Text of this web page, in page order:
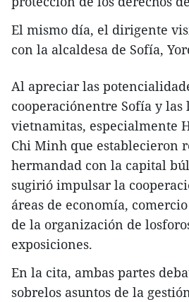
El mismo día, el dirigente
con la alcaldesa de Sofía,
Al apreciar las
cooperaciónentre Sofía y las
vietnamitas, especialmente
Chi Minh que establecieron
hermandad con la capital
sugirió impulsar la
áreas de economía,
de la organización de
exposiciones.
En la cita, ambas partes
sobrelos asuntos de la